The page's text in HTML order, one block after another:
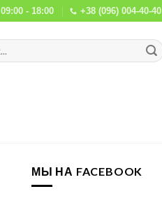
09:00 - 18:00 +38 (096) 004-40-40
МЫ НА FACEBOOK